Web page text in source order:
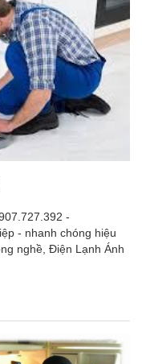
-
- nhanh chóng hiệu
nghề, Điện Lạnh Ánh